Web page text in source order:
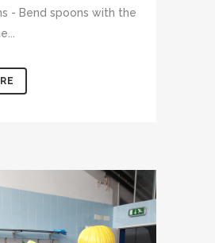
- Bend spoons with the